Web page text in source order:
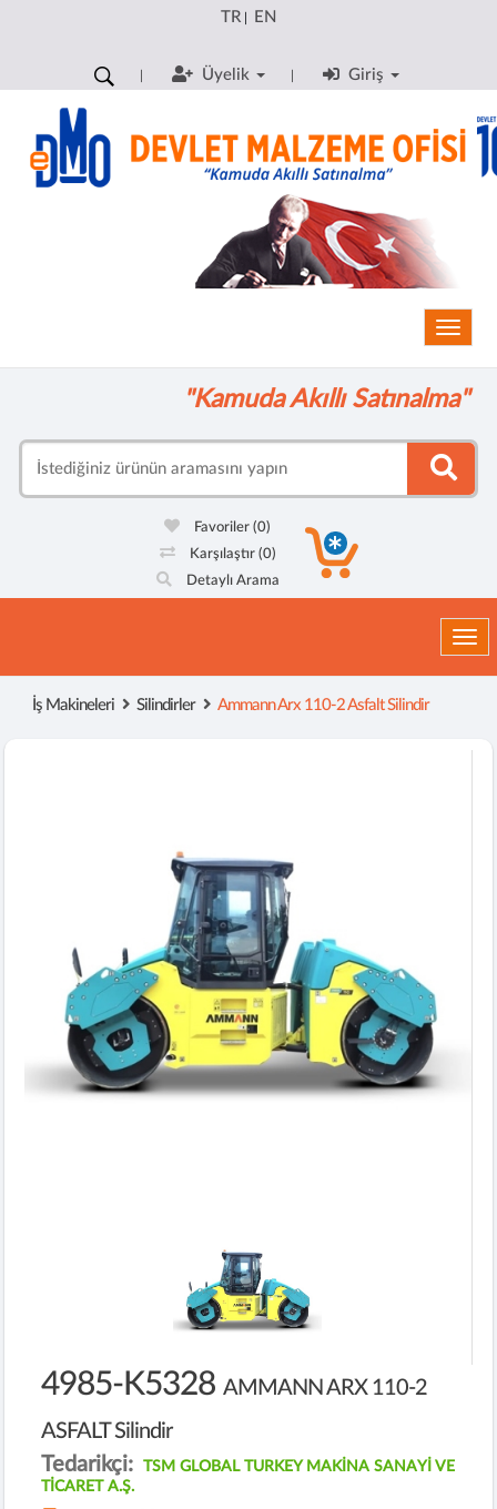
TR| EN
Üyelik Giriş
"Kamuda Akıllı Satınalma"
Favoriler(0)
Karşılaştır (0)
Detaylı Arama
İş Makineleri Silindirler Ammann Arx 110-2 Asfalt Silindir
4985-K5328 AMMANN ARX 110-2
ASFALT Silindir
Tedarikçi:
TSM GLOBAL TURKEY MAKİNA SANAYİ VE
TİCARET A.Ş.